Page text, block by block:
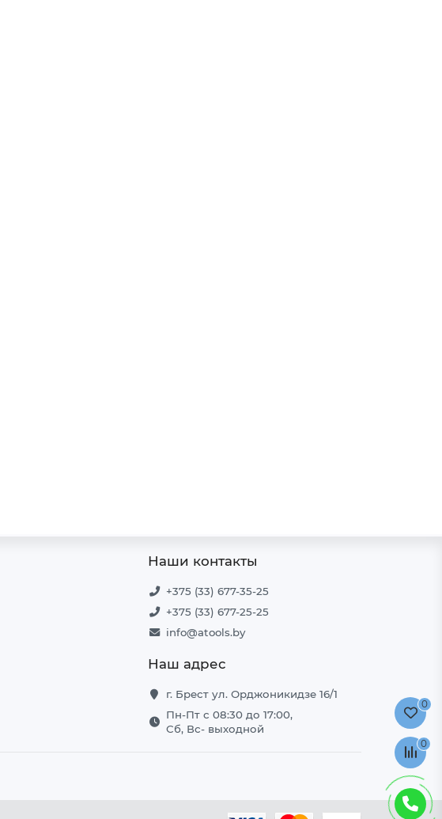
Наши контакты
+375 (33) 677-35-25
+375 (33) 677-25-25
info@atools.by
Наш адрес
г. Брест ул. Орджоникидзе 16/1
Пн-Пт с 08:30 до 17:00,
Сб, Вс- выходной
0
0